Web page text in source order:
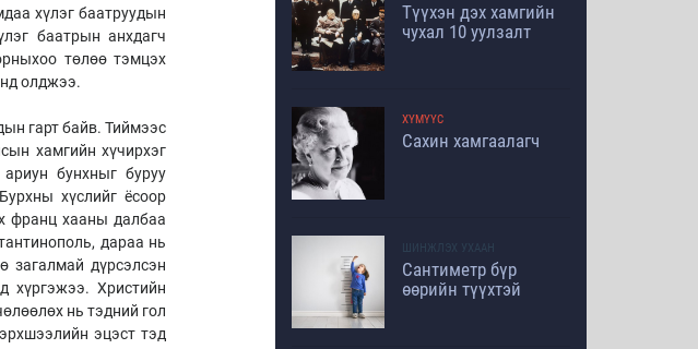
хүлэг баатруудын
баатрын анхдагч
төлөө тэмцэх
олджээ.
гарт байв. Тиймээс
хамгийн хүчирхэг
бунхныг буруу
хүслийг ёсоор
франц хааны далбаа
дараа нь
загалмай дүрсэлсэн
хүргэжээ. Христийн
нь тэдний гол
эцэст тэд
Түүхэн дэх хамгийн
чухал 10 уулзалт
ХҮМҮҮС
Сахин хамгаалагч
ШИНЖЛЭХ УХААН
Сантиметр бүр
өөрийн түүхтэй